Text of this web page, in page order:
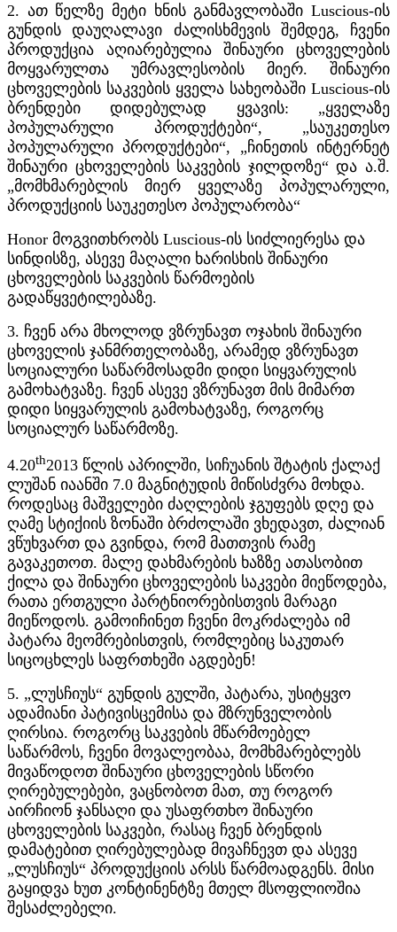
2. ათ წელზე მეტი ხნის განმავლობაში Luscious-ის
გუნდის დაუღალავი ძალისხმევის შემდეგ, ჩვენი
პროდუქცია აღიარებულია შინაური ცხოველების
მოყვარულთა უმრავლესობის მიერ. შინაური
ცხოველების საკვების ყველა სახეობაში Luscious-ის
ბრენდები დიდებულად ყვავის: „ყველაზე
პოპულარული პროდუქტები“, „საუკეთესო
პოპულარული პროდუქტები“, „ჩინეთის ინტერნეტ
შინაური ცხოველების საკვების ჯილდოზე“ და ა.შ.
„მომხმარებლის მიერ ყველაზე პოპულარული,
პროდუქციის საუკეთესო პოპულარობა“
Honor მოგვითხრობს Luscious-ის სიძლიერესა და
სინდისზე, ასევე მაღალი ხარისხის შინაური
ცხოველების საკვების წარმოების
გადაწყვეტილებაზე.
3. ჩვენ არა მხოლოდ ვზრუნავთ ოჯახის შინაური
ცხოველის ჯანმრთელობაზე, არამედ ვზრუნავთ
სოციალური საწარმოსადმი დიდი სიყვარულის
გამოხატვაზე. ჩვენ ასევე ვზრუნავთ მის მიმართ
დიდი სიყვარულის გამოხატვაზე, როგორც
სოციალურ საწარმოზე.
4.20th2013 წლის აპრილში, სიჩუანის შტატის ქალაქ
ლუშან იაანში 7.0 მაგნიტუდის მიწისძვრა მოხდა.
როდესაც მაშველები ძაღლების ჯგუფებს დღე და
ღამე სტიქიის ზონაში ბრძოლაში ვხედავთ, ძალიან
ვწუხვართ და გვინდა, რომ მათთვის რამე
გავაკეთოთ. მალე დახმარების ხაზზე ათასობით
ქილა და შინაური ცხოველების საკვები მიეწოდება,
რათა ერთგული პარტნიორებისთვის მარაგი
მიეწოდოს. გამოიჩინეთ ჩვენი მოკრძალება იმ
პატარა მეომრებისთვის, რომლებიც საკუთარ
სიცოცხლეს საფრთხეში აგდებენ!
5. „ლუსჩიუს“ გუნდის გულში, პატარა, უსიტყვო
ადამიანი პატივისცემისა და მზრუნველობის
ღირსია. როგორც საკვების მწარმოებელ
საწარმოს, ჩვენი მოვალეობაა, მომხმარებლებს
მივაწოდოთ შინაური ცხოველების სწორი
ღირებულებები, ვაცნობოთ მათ, თუ როგორ
აირჩიონ ჯანსაღი და უსაფრთხო შინაური
ცხოველების საკვები, რასაც ჩვენ ბრენდის
დამატებით ღირებულებად მივაჩნევთ და ასევე
„ლუსჩიუს“ პროდუქციის არსს წარმოადგენს. მისი
გაყიდვა ხუთ კონტინენტზე მთელ მსოფლიოშია
შესაძლებელი.